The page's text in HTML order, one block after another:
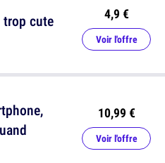
cute 4,9 €
Voir l'offre
10,99 €
Voir l'offre